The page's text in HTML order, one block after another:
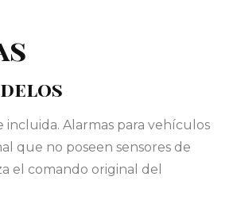
incluida. Alarmas para vehículos
que no poseen sensores de
el comando original del